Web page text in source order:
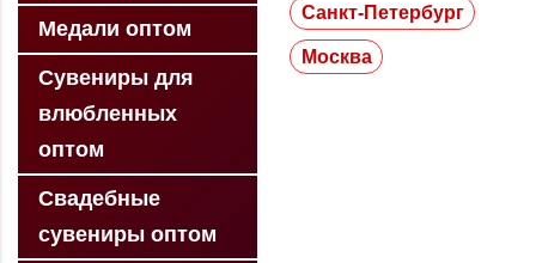
Медали оптом
Сувениры для
влюбленных
оптом
Свадебные
сувениры оптом
Санкт-Петербург
Москва